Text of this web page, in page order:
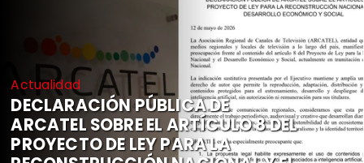
Actualidad
DECLARACIÓN PÚBLICA DE
ARCATEL SOBRE EL ARTÍCULO 8 DEL
PROYECTO DE LEY PARA LA